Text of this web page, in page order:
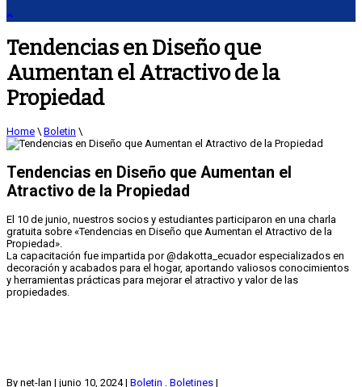
Tendencias en Diseño que
Aumentan el Atractivo de la
Propiedad
Home \ Boletin \
Tendencias en Diseño que Aumentan el
Atractivo de la Propiedad
El 10 de junio, nuestros socios y estudiantes participaron en una charla
gratuita sobre «Tendencias en Diseño que Aumentan el Atractivo de la
Propiedad».
La capacitación fue impartida por @dakotta_ecuador especializados en
decoración y acabados para el hogar, aportando valiosos conocimientos
y herramientas prácticas para mejorar el atractivo y valor de las
propiedades.
By net-lan | junio 10, 2024| Boletin . Boletines |